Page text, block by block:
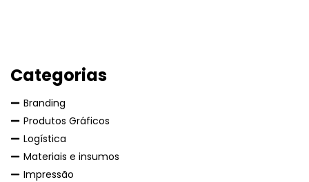
Categorias
Branding
Produtos Gráficos
Logística
Materiais e insumos
Impressão